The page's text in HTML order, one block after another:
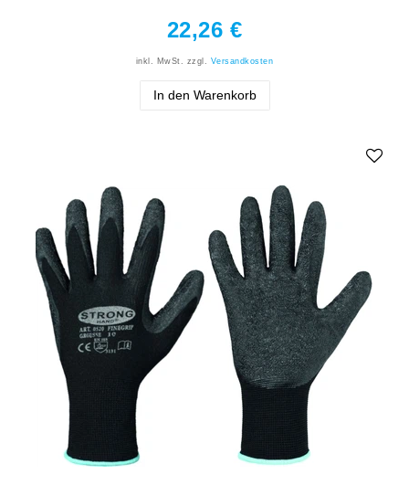
22,26 €
inkl. MwSt. zzgl. Versandkosten
In den Warenkorb